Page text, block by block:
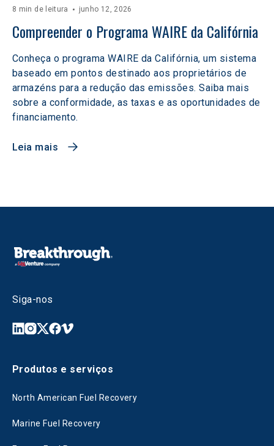
8 min de leitura junho 12, 2026
Compreender o Programa WAIRE da Califórnia
Conheça o programa WAIRE da Califórnia, um sistema
baseado em pontos destinado aos proprietários de
armazéns para a redução das emissões. Saiba mais
sobre a conformidade, as taxas e as oportunidades de
financiamento.
Leia mais
Siga-nos
Produtos e serviços
North American Fuel Recovery
Marine Fuel Recovery